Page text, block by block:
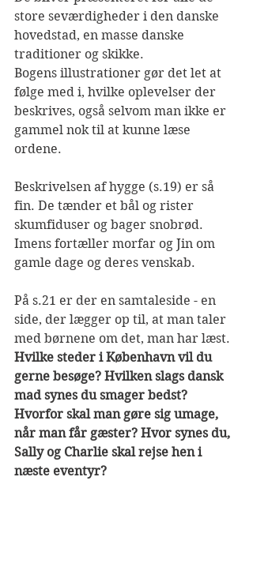
store seværdigheder i den danske
hovedstad, en masse danske
traditioner og skikke.
Bogens illustrationer gør det let at
følge med i, hvilke oplevelser der
beskrives, også selvom man ikke er
gammel nok til at kunne læse
ordene.
Beskrivelsen af hygge (s.19) er så
fin. De tænder et bål og rister
skumfiduser og bager snobrød.
Imens fortæller morfar og Jin om
gamle dage og deres venskab.
På s.21 er der en samtaleside - en
side, der lægger op til, at man taler
med børnene om det, man har læst.
Hvilke steder i København vil du
gerne besøge? Hvilken slags dansk
mad synes du smager bedst?
Hvorfor skal man gøre sig umage,
når man får gæster? Hvor synes du,
Sally og Charlie skal rejse hen i
næste eventyr?